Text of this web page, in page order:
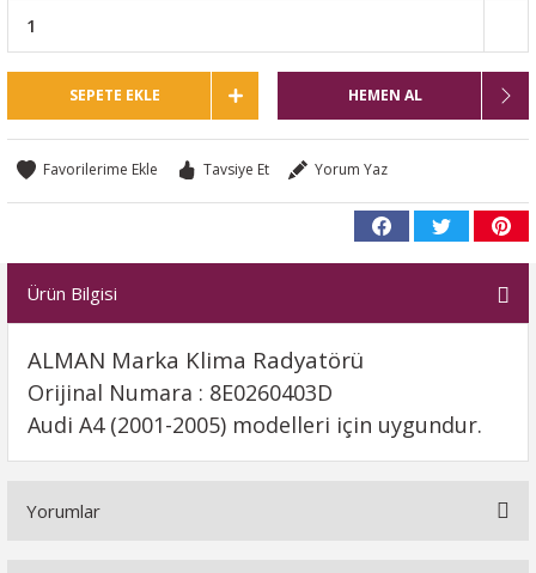
SEPETE EKLE HEMEN AL
Tavsiye Et Yorum Yaz
Ürün Bilgisi
ALMAN Marka Klima Radyatörü
Orijinal Numara : 8E0260403D
Audi A4 (2001-2005) modelleri için uygundur.
Yorumlar